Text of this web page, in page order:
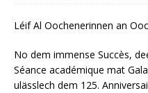
Léif Al Oochenerinnen an
No dem immense Succès,
Séance académique mat
ulässlech dem 125.